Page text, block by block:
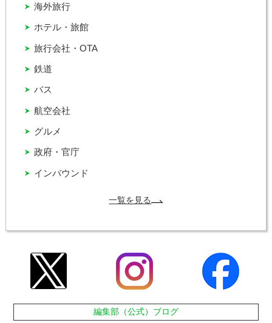
インバウンド
グルメ
バス
ホテル・旅館
政府・官庁
旅行会社・OTA
海外旅行
航空会社
鉄道
一覧を見る
編集部（公式）ブログ